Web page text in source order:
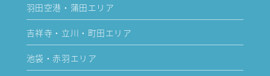
羽田空港・蒲田エリア
吉祥寺・立川・町田エリア
池袋・赤羽エリア